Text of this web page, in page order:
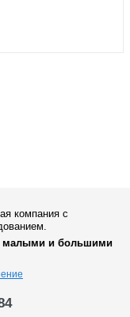
компания с
малыми и большими